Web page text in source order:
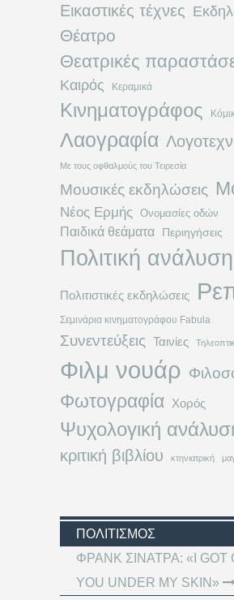
Εικαστικές τέχνες
Θέατρο
Θεατρικές
Καιρός Κεραμικά
Κινηματογράφος
Λαογραφία
Με τους οφθαλμούς του Τειρεσία
Μουσικές εκδηλώσεις
Νέος Ερμής Ονομασίες οδών
Παιδικά θεάματα Περιηγήσεις
Πολιτική ανάλυση
Πολιτιστικές εκδηλώσεις
Σεμινάρια κινηματογράφου Fabula
Συνεντεύξεις Ταινίες
Φιλμ νουάρ
Φωτογραφία Χορός
Ψυχολογική
κριτική βιβλίου κτηνιατρική
ΠΟΛΙΤΙΣΜΌΣ
ΦΡΑΝΚ ΣΙΝΑΤΡΑ: «I GOT
YOU UNDER MY SKIN»